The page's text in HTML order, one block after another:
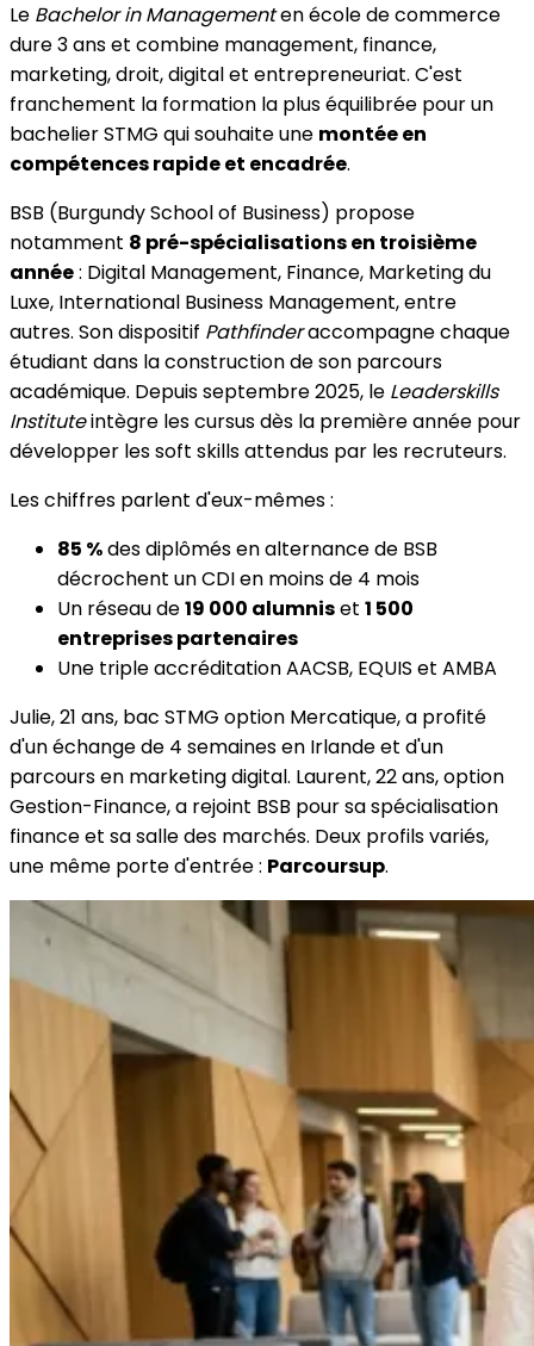
Le Bachelor in Managementen école de commerce
dure 3 ans et combine management, finance,
marketing, droit, digital et entrepreneuriat. C'est
franchement la formation la plus équilibrée pour un
bachelier STMG qui souhaite une montée en
compétences rapide et encadrée.
BSB (Burgundy School of Business) propose
notamment 8 pré-spécialisations en troisième
année: Digital Management, Finance, Marketing du
Luxe, International Business Management, entre
autres. Son dispositif Pathfinderaccompagne chaque
étudiant dans la construction de son parcours
académique. Depuis septembre 2025, le Leaderskills
Instituteintègre les cursus dès la première année pour
développer les soft skills attendus par les recruteurs.
Les chiffres parlent d'eux-mêmes :
85 %des diplômés en alternance de BSB
décrochent un CDI en moins de 4 mois
Un réseau de19 000 alumniset 1 500
entreprises partenaires
Une triple accréditation AACSB, EQUIS et AMBA
Julie, 21 ans, bac STMG option Mercatique, a profité
d'un échange de 4 semaines en Irlande et d'un
parcours en marketing digital. Laurent, 22 ans, option
Gestion-Finance, a rejoint BSB pour sa spécialisation
finance et sa salle des marchés. Deux profils variés,
une même porte d'entrée : Parcoursup.